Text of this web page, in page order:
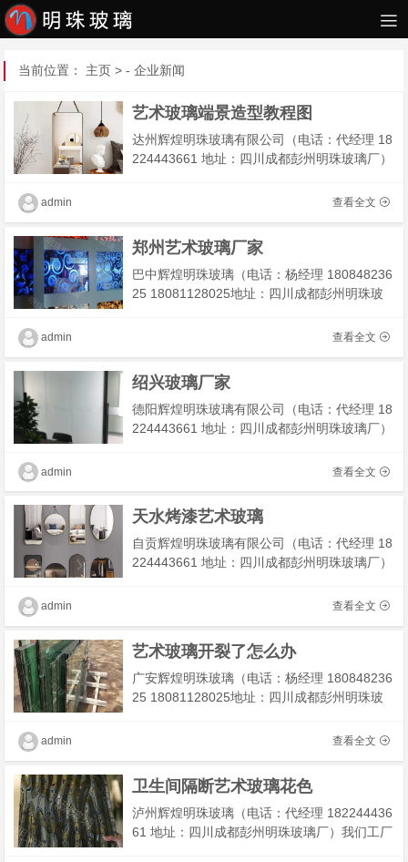
当前位置： 主页 > - 企业新闻
艺术玻璃端景造型教程图
达州辉煌明珠玻璃有限公司（电话：代经理 18
224443661 地址：四川成都彭州明珠玻璃厂）
堂玻璃定制，复古教堂玻璃，教堂玻璃隔断我
查看全文
admin
郑州艺术玻璃厂家
巴中辉煌明珠玻璃（电话：杨经理 180848236
25 18081128025地址：四川成都彭州明珠玻
艺玻璃定制厂家,复核工艺玻璃 我们有专业技术
查看全文
admin
绍兴玻璃厂家
德阳辉煌明珠玻璃有限公司（电话：代经理 18
224443661 地址：四川成都彭州明珠玻璃厂）
璃，激光雕刻玻璃，激光工艺玻璃我们有专业
查看全文
admin
天水烤漆艺术玻璃
自贡辉煌明珠玻璃有限公司（电话：代经理 18
224443661 地址：四川成都彭州明珠玻璃厂）
厂，透光石玻璃我们有专业技术团队为您解决
查看全文
admin
艺术玻璃开裂了怎么办
广安辉煌明珠玻璃（电话：杨经理 180848236
25 18081128025地址：四川成都彭州明珠玻
刻玻璃，宝塔车刻玻璃，车刻玻璃定制我们有
查看全文
admin
卫生间隔断艺术玻璃花色
泸州辉煌明珠玻璃（电话：代经理 182244436
61 地址：四川成都彭州明珠玻璃厂）我们工厂